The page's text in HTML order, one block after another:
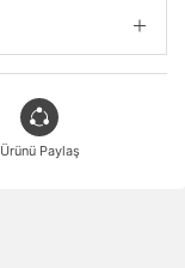
Ürünü Paylaş